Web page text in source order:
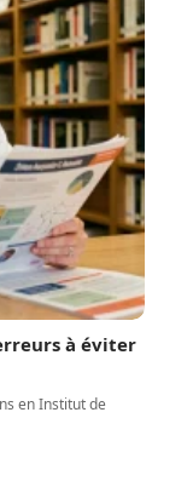
à éviter
en Institut de